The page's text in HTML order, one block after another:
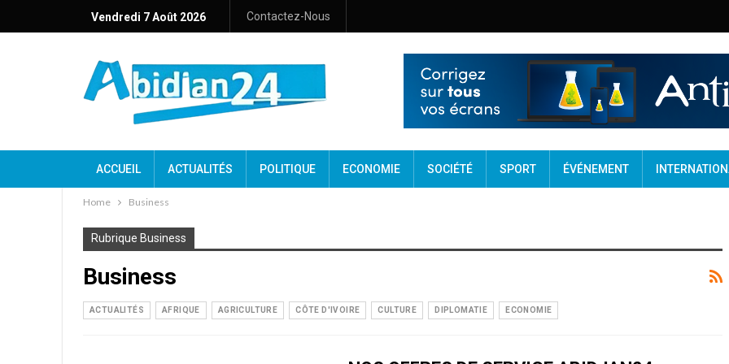
Vendredi 7 Août 2026 Contactez-Nous
ACCUEIL ACTUALITÉS POLITIQUE ECONOMIE SOCIÉTÉ SPORT ÉVÉNEMENT
Home Business
Rubrique Business
Business
ACTUALITÉS AFRIQUE AGRICULTURE CÔTE D'IVOIRE CULTURE DIPLOMATIE ECONOMIE